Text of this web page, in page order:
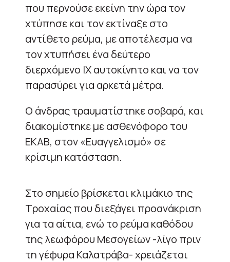
που περνούσε εκείνη την ώρα τον
χτύπησε και τον εκτίναξε στο
αντίθετο ρεύμα, με αποτέλεσμα να
τον χτυπήσει ένα δεύτερο
διερχόμενο ΙΧ αυτοκίνητο και να τον
παρασύρει για αρκετά μέτρα.
Ο άνδρας τραυματίστηκε σοβαρά, και
διακομίστηκε με ασθενόφορο του
ΕΚΑΒ, στον «Ευαγγελισμό» σε
κρίσιμη κατάσταση.
Στο σημείο βρίσκεται κλιμάκιο της
Τροχαίας που διεξάγει προανάκριση
για τα αίτια, ενώ το ρεύμα καθόδου
της λεωφόρου Μεσογείων -λίγο πριν
τη γέφυρα Καλατράβα- χρειάζεται